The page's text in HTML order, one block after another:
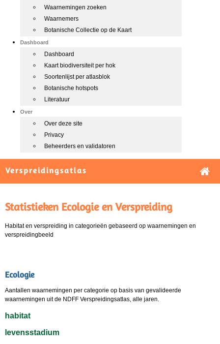
Waarnemingen zoeken
Waarnemers
Botanische Collectie op de Kaart
Dashboard
Dashboard
Kaart biodiversiteit per hok
Soortenlijst per atlasblok
Botanische hotspots
Literatuur
Over
Over deze site
Privacy
Beheerders en validatoren
Verspreidingsatlas
Statistieken Ecologie en Verspreiding
Habitat en verspreiding in categorieën gebaseerd op waarnemingen en
verspreidingbeeld
Ecologie
Aantallen waarnemingen per categorie op basis van gevalideerde
waarnemingen uit de NDFF Verspreidingsatlas, alle jaren.
habitat
levensstadium